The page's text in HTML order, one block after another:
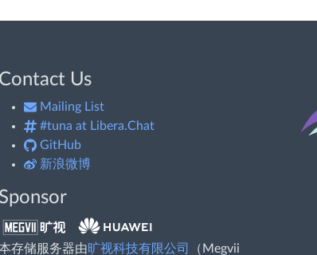
Contact Us
Mailing List
#tuna at Libera.Chat
GitHub
新浪微博
Sponsor
存储服务器由旷视科技有限公司 （Megvii